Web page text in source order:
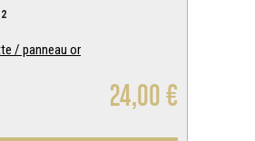
/ panneau or
24,00 €